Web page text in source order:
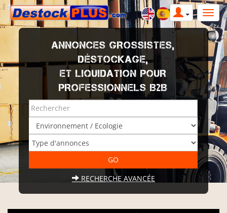
ANNONCES GROSSISTES,
DÉSTOCKAGE,
ET LIQUIDATION POUR
PROFESSIONNELS B2B
RECHERCHE AVANCÉE